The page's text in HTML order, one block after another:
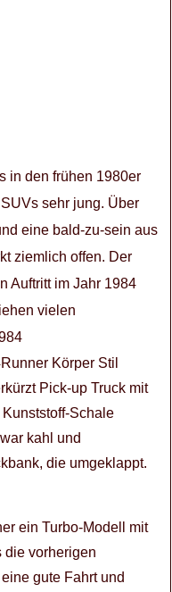
in den frühen 1980er
sehr jung. Über
eine bald-zu-sein aus
ziemlich offen. Der
Auftritt im Jahr 1984
vielen
Körper Stil
Pick-up Truck mit
Schale
kahl und
die umgeklappt.
ein Turbo-Modell mit
die vorherigen
gute Fahrt und